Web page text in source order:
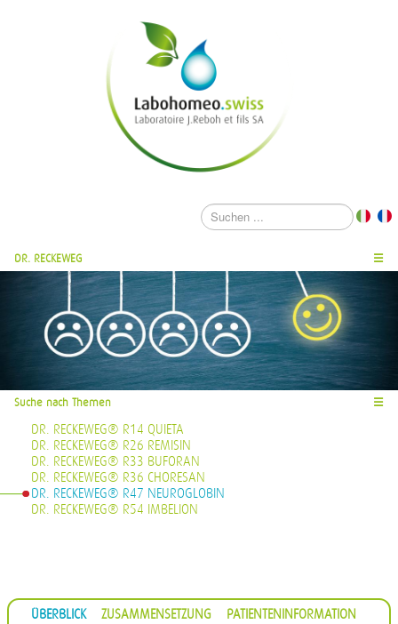
DR. RECKEWEG ☰
Suche nach Themen ☰
DR. RECKEWEG® R14 QUIETA
DR. RECKEWEG® R26 REMISIN
DR. RECKEWEG® R33 BUFORAN
DR. RECKEWEG® R36 CHORESAN
DR. RECKEWEG® R47 NEUROGLOBIN
DR. RECKEWEG® R54 IMBELION
ÜBERBLICK ZUSAMMENSETZUNG PATIENTENINFORMATION